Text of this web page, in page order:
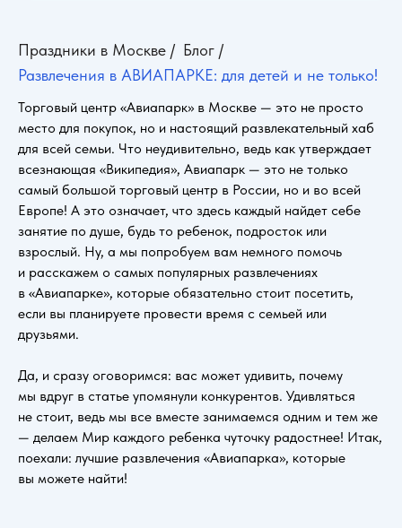
Праздники в Москве / Блог /
Развлечения в АВИАПАРКЕ: для детей и не только!
Торговый центр «Авиапарк» в Москве — это не просто
место для покупок, но и настоящий развлекательный хаб
для всей семьи. Что неудивительно, ведь как утверждает
всезнающая «Википедия», Авиапарк — это не только
самый большой торговый центр в России, но и во всей
Европе! А это означает, что здесь каждый найдет себе
занятие по душе, будь то ребенок, подросток или
взрослый. Ну, а мы попробуем вам немного помочь
и расскажем о самых популярных развлечениях
в «Авиапарке», которые обязательно стоит посетить,
если вы планируете провести время с семьей или
друзьями.
Да, и сразу оговоримся: вас может удивить, почему
мы вдруг в статье упомянули конкурентов. Удивляться
не стоит, ведь мы все вместе занимаемся одним и тем же
— делаем Мир каждого ребенка чуточку радостнее! Итак,
поехали: лучшие развлечения «Авиапарка», которые
вы можете найти!